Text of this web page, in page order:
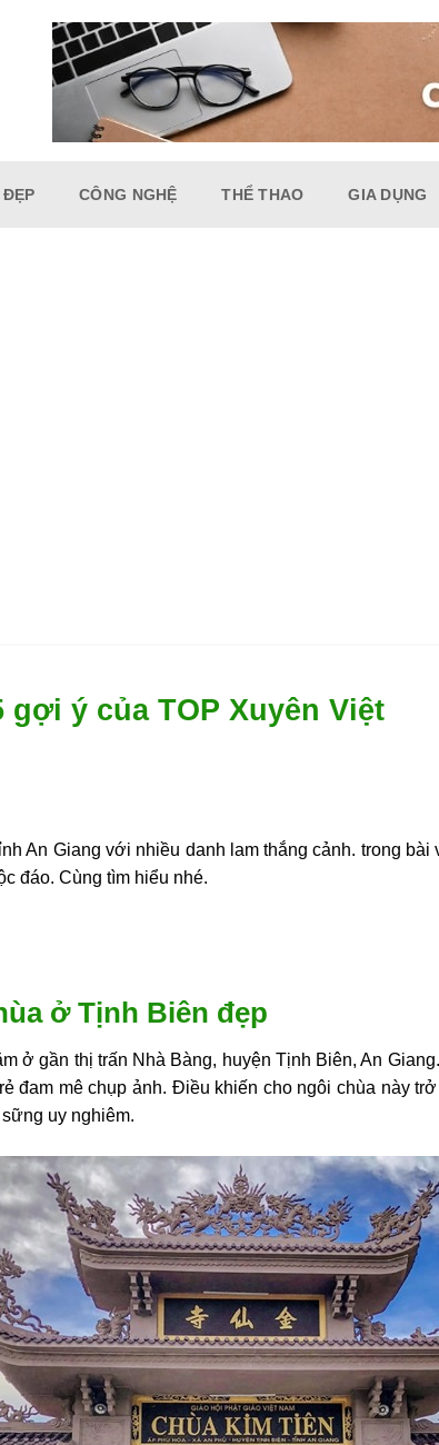
ĐẸP CÔNG NGHỆ THỂ THAO GIA DỤNG
ý của TOP Xuyên Việt
An Giang với nhiều danh lam thắng cảnh. trong bài
đáo. Cùng tìm hiểu nhé.
ở Tịnh Biên đẹp
ở gần thị trấn Nhà Bàng, huyện Tịnh Biên, An
đam mê chụp ảnh. Điều khiến cho ngôi chùa này
uy nghiêm.